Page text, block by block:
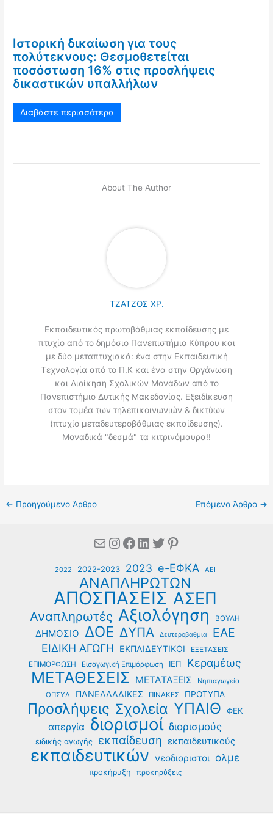
Ιστορική δικαίωση για τους
πολύτεκνους: Θεσμοθετείται
ποσόστωση 16% στις προσλήψεις
δικαστικών υπαλλήλων
Διαβάστε περισσότερα
About The Author
ΤΖΑΤΖΟΣ ΧΡ.
Εκπαιδευτικός πρωτοβάθμιας εκπαίδευσης με
πτυχίο από το δημόσιο Πανεπιστήμιο Κύπρου και
με δύο μεταπτυχιακά: ένα στην Εκπαιδευτική
Τεχνολογία από το Π.Κ και ένα στην Οργάνωση
και Διοίκηση Σχολικών Μονάδων από το
Πανεπιστήμιο Δυτικής Μακεδονίας. Εξειδίκευση
στον τομέα των τηλεπικοινωνιών & δικτύων
(πτυχίο μεταδευτεροβάθμιας εκπαίδευσης).
Μοναδικά "δεσμά" τα κιτρινόμαυρα!!
← Προηγούμενο Άρθρο Επόμενο Άρθρο →
MailInstagram
Facebook
Linkedin
Twitter
Pinterest
2022 2022-2023 2023 e-ΕΦΚΑ ΑΕΙ
ΑΝΑΠΛΗΡΩΤΩΝ
ΑΠΟΣΠΑΣΕΙΣ ΑΣΕΠ
Αναπληρωτές Αξιολόγηση ΒΟΥΛΗ
ΔΗΜΟΣΙΟ ΔΟΕ ΔΥΠΑ Δευτεροβάθμια ΕΑΕ
ΕΙΔΙΚΗ ΑΓΩΓΗ ΕΚΠΑΙΔΕΥΤΙΚΟΙ ΕΞΕΤΑΣΕΙΣ
ΕΠΙΜΟΡΦΩΣΗ Εισαγωγική Επιμόρφωση ΙΕΠ Κεραμέως
ΜΕΤΑΘΕΣΕΙΣ ΜΕΤΑΤΑΞΕΙΣ
Νηπιαγωγεία
ΟΠΣΥΔ
ΠΑΝΕΛΛΑΔΙΚΕΣ ΠΙΝΑΚΕΣ ΠΡΟΤΥΠΑ
Προσλήψεις Σχολεία ΥΠΑΙΘ ΦΕΚ
απεργία διορισμοί διορισμούς
ειδικής αγωγής εκπαίδευση εκπαιδευτικούς
εκπαιδευτικών νεοδιοριστοι ολμε
προκήρυξη προκηρύξεις